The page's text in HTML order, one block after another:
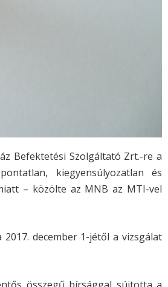
Befektetési Szolgáltató Zrt.-re a
kiegyensúlyozatlan és
– közölte az MNB az MTI-vel
december 1-jétől a vizsgálat